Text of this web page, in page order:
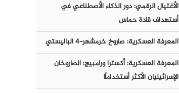
الأغتيال الرقمي: دور الذكاء الأصطناعي في
أستهداف قادة حماس
المعرفة العسكرية: صاروخ خرمشهر-٤ الباليستي
المعرفة العسكرية: أكسترا ورامبيج؛ الصاروخان
الإسرائيليان الأكثر أستخداماً!